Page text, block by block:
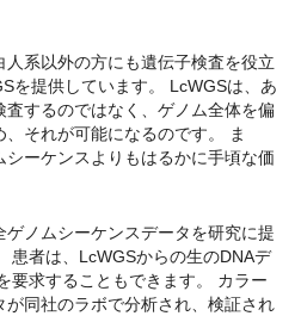
系以外の方にも遺伝子検査を役立
を提供しています。 LcWGSは、あ
するのではなく、ゲノム全体を偏
それが可能になるのです。 ま
ーケンスよりもはるかに手頃な価
ノムシーケンスデータを研究に提
患者は、LcWGSからの生のDNAデ
要求することもできます。 カラー
同社のラボで分析され、検証され